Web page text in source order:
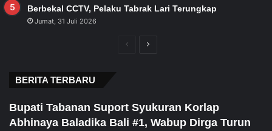
Berbekal CCTV, Pelaku Tabrak Lari Terungkap
Jumat, 31 Juli 2026
PreviousNext
BERITA TERBARU
Bupati Tabanan Suport Syukuran Korlap
Abhinaya Baladika Bali #1, Wabup Dirga Turun